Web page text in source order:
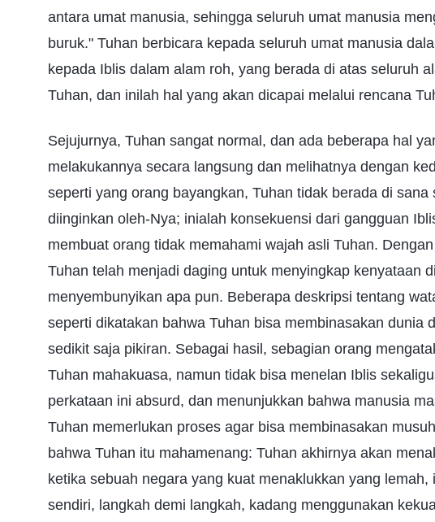
antara umat manusia, sehingga seluruh umat manusia
buruk." Tuhan berbicara kepada seluruh umat manusia
kepada Iblis dalam alam roh, yang berada di atas seluruh
Tuhan, dan inilah hal yang akan dicapai melalui rencana
Sejujurnya, Tuhan sangat normal, dan ada beberapa hal
melakukannya secara langsung dan melihatnya dengan
seperti yang orang bayangkan, Tuhan tidak berada di
diinginkan oleh-Nya; inialah konsekuensi dari gangguan
membuat orang tidak memahami wajah asli Tuhan.
Tuhan telah menjadi daging untuk menyingkap kenyataan
menyembunyikan apa pun. Beberapa deskripsi tentang
seperti dikatakan bahwa Tuhan bisa membinasakan dunia
sedikit saja pikiran. Sebagai hasil, sebagian orang
Tuhan mahakuasa, namun tidak bisa menelan Iblis
perkataan ini absurd, dan menunjukkan bahwa manusia
Tuhan memerlukan proses agar bisa membinasakan
bahwa Tuhan itu mahamenang: Tuhan akhirnya akan
ketika sebuah negara yang kuat menaklukkan yang
sendiri, langkah demi langkah, kadang menggunakan